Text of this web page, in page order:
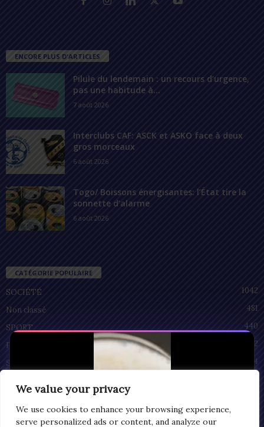
We value your privacy
We use cookies to enhance your browsing experience,
serve personalized ads or content, and analyze our
ENCORE PLUS D'ARTICLES
Pilule du lendemain : un recours d’urgence,
pas une habitude à...
7 août 2026
Interclubs CAF: ASCK et ASKO face à deux
gros morceaux
6 août 2026
Togo/ Boissons énergisantes: l’État tire la
sonnette d’alarme
6 août 2026
CATÉGORIE POPULAIRE
SOCIÉTÉ
1042
Non classé
481
SPORT
440
POLITIQUE
212
SANTÉ
94